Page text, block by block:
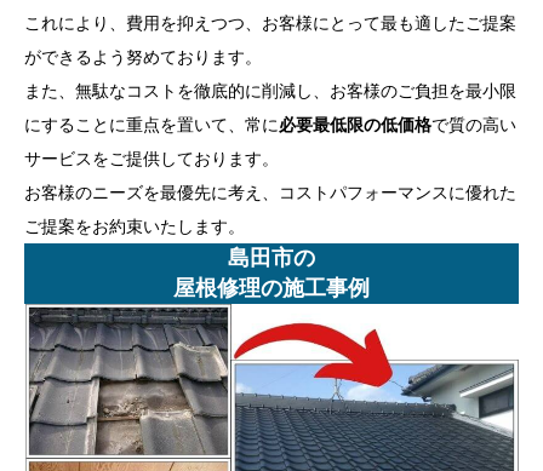
これにより、費用を抑えつつ、お客様にとって最も適したご提案
ができるよう努めております。
また、無駄なコストを徹底的に削減し、お客様のご負担を最小限
にすることに重点を置いて、常に必要最低限の低価格で質の高い
サービスをご提供しております。
お客様のニーズを最優先に考え、コストパフォーマンスに優れた
ご提案をお約束いたします。
島田市の
屋根修理の施工事例